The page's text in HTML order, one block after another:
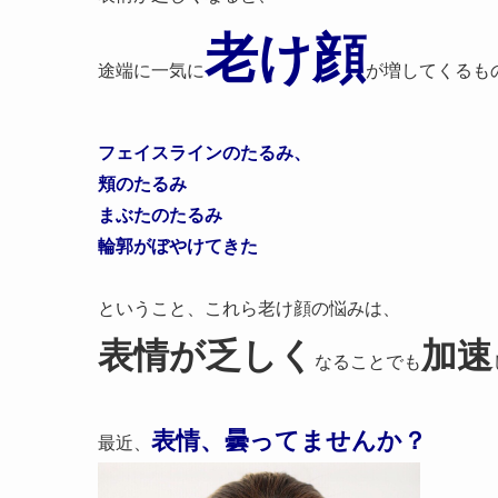
途端に一気に老け顔が増してくるも
フェイスラインのたるみ、
頬のたるみ
まぶたのたるみ
輪郭がぼやけてきた
ということ、これら老け顔の悩みは、
表情が乏しく なることでも 加速
最近、 表情、曇ってませんか？